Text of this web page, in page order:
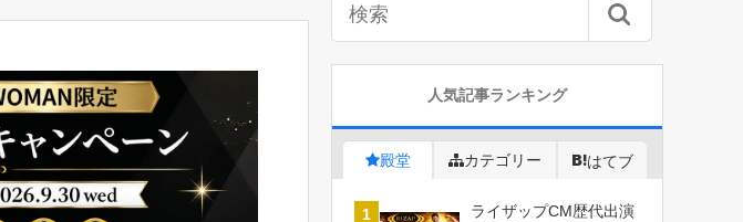
人気記事ランキング
殿堂 カテゴリー はてブ
ライザップCM歴代出演